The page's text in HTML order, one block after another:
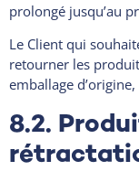
prolongé jusqu’au
Le Client qui
retourner les
emballage
8.2.